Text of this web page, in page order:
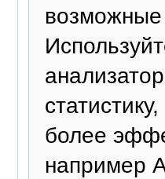
возможные
более
например